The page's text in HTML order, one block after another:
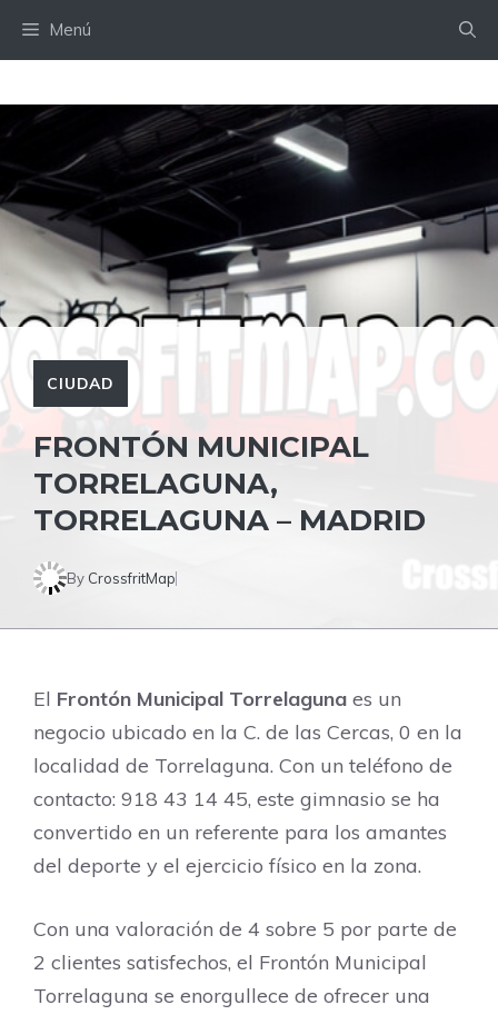
Menú
CIUDAD
FRONTÓN MUNICIPAL
TORRELAGUNA,
TORRELAGUNA – MADRID
By CrossfritMap
El Frontón Municipal Torrelaguna es un
negocio ubicado en la C. de las Cercas, 0 en la
localidad de Torrelaguna. Con un teléfono de
contacto: 918 43 14 45, este gimnasio se ha
convertido en un referente para los amantes
del deporte y el ejercicio físico en la zona.
Con una valoración de 4 sobre 5 por parte de
2 clientes satisfechos, el Frontón Municipal
Torrelaguna se enorgullece de ofrecer una